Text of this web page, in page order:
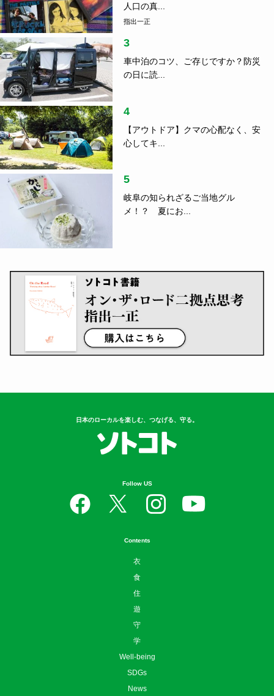
人口の真...
指出一正
3
車中泊のコツ、ご存じですか？防災
の日に読...
4
【アウトドア】クマの心配なく、安
心してキ...
5
岐阜の知られざるご当地グル
メ！？ 夏にお...
日本のローカルを楽しむ、つなげる、守る。
Follow US
Contents
衣
食
住
遊
守
学
Well-being
SDGs
News